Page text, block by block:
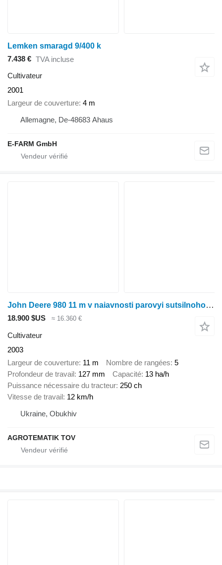
Lemken smaragd 9/400 k
7.438 € TVA incluse
Cultivateur
2001
Largeur de couverture 4 m
Allemagne, De-48683 Ahaus
E-FARM GmbH
John Deere 980 11 m v naiavnosti parovyi sutsilnoho obrobitku peredposivnyi
18.900 $US ≈ 16.360 €
Cultivateur
2003
Largeur de couverture 11 m Nombre de rangées 5
Profondeur de travail 127 mm Capacité 13 ha/h
Puissance nécessaire du tracteur 250 ch
Vitesse de travail 12 km/h
Ukraine, Obukhiv
AGROTEMATIK TOV